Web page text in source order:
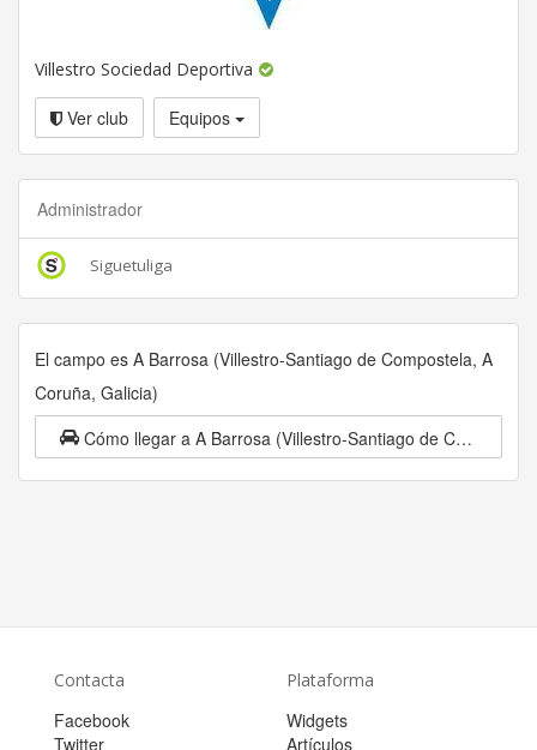
Villestro Sociedad Deportiva
Ver club Equipos
Administrador
Siguetuliga
El campo es A Barrosa (Villestro-Santiago de Compostela, A
Coruña, Galicia)
Cómo llegar a A Barrosa (Villestro-Santiago de Compostela, A Coruña, Galicia)
Contacta
Facebook
Twitter
Plataforma
Widgets
Artículos